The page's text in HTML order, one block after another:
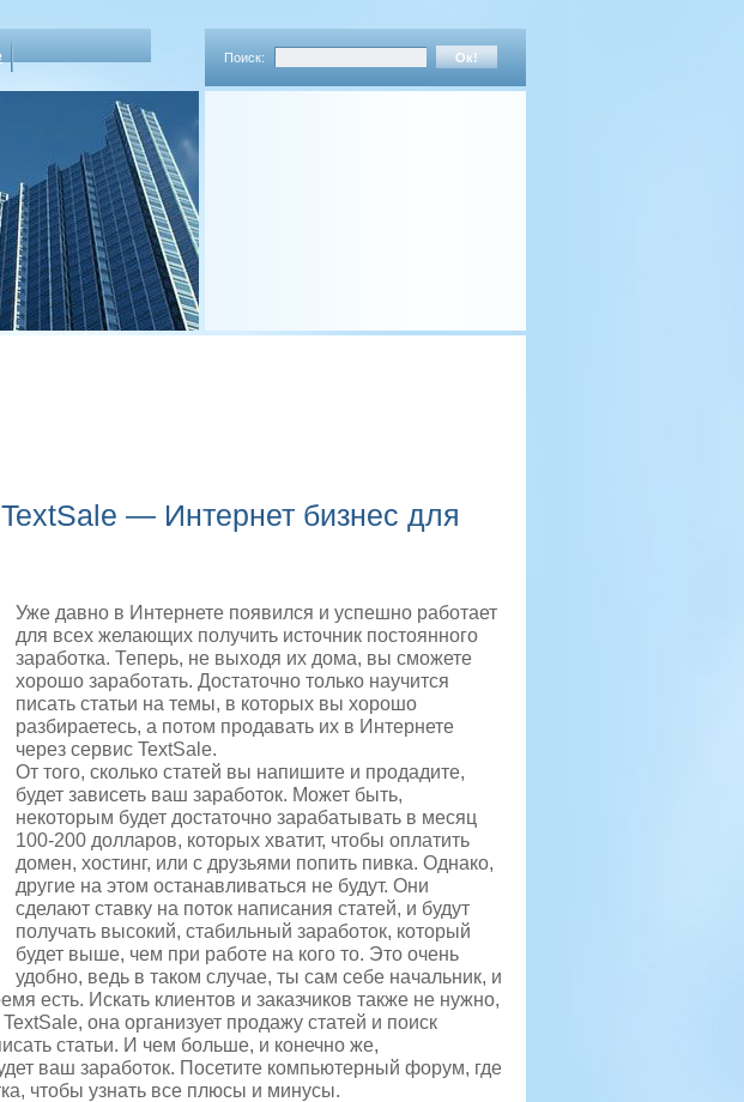
Поиск:
— Интернет бизнес для
Уже давно в Интернете появился и успешно работает
для всех желающих получить источник постоянного
заработка. Теперь, не выходя их дома, вы сможете
хорошо заработать. Достаточно только научится
писать статьи на темы, в которых вы хорошо
разбираетесь, а потом продавать их в Интернете
через сервис TextSale.
От того, сколько статей вы напишите и продадите,
будет зависеть ваш заработок. Может быть,
некоторым будет достаточно зарабатывать в месяц
100-200 долларов, которых хватит, чтобы оплатить
домен, хостинг, или с друзьями попить пивка. Однако,
другие на этом останавливаться не будут. Они
сделают ставку на поток написания статей, и будут
получать высокий, стабильный заработок, который
будет выше, чем при работе на кого то. Это очень
удобно, ведь в таком случае, ты сам себе начальник, и
есть. Искать клиентов и заказчиков также не нужно,
она организует продажу статей и поиск
статьи. И чем больше, и конечно же,
ваш заработок. Посетите компьютерный форум, где
чтобы узнать все плюсы и минусы.